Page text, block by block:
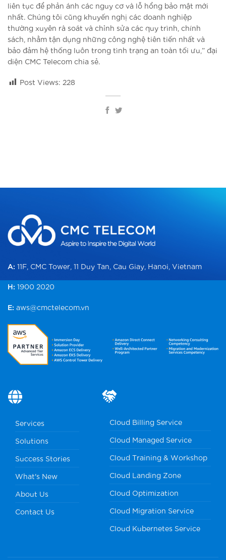
liên tục để phản ánh các nguy cơ và lỗ hổng bảo mật mới
nhất. Chúng tôi cũng khuyến nghị các doanh nghiệp
thường xuyên rà soát và chỉnh sửa các quy trình, chính
sách, nhằm tận dụng những công nghệ tiên tiến nhất và
bảo đảm hệ thống luôn trong tình trạng an toàn tối ưu,” đại
diện CMC Telecom chia sẻ.
Post Views: 228
A: 11F, CMC Tower, 11 Duy Tan, Cau Giay, Hanoi, Vietnam
H: 1900 2020
E: aws@cmctelecom.vn
Services
Solutions
Success Stories
What's New
About Us
Contact Us
Cloud Billing Service
Cloud Managed Service
Cloud Training & Workshop
Cloud Landing Zone
Cloud Optimization
Cloud Migration Service
Cloud Kubernetes Service